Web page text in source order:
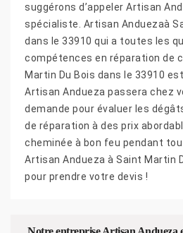
suggérons d’appeler Artisan
spécialiste. Artisan Anduezaà
dans le 33910 qui a toutes les
compétences en réparation de
Martin Du Bois dans le 33910
Artisan Andueza passera chez
demande pour évaluer les
de réparation à des prix
cheminée à bon feu pendant
Artisan Andueza à Saint Martin
pour prendre votre devis !